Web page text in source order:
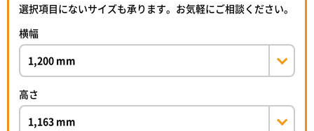
選択項目にないサイズも承ります。お気軽にご相談ください。
横幅
高さ